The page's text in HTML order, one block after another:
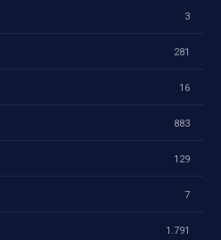
3
281
16
883
129
7
1.791